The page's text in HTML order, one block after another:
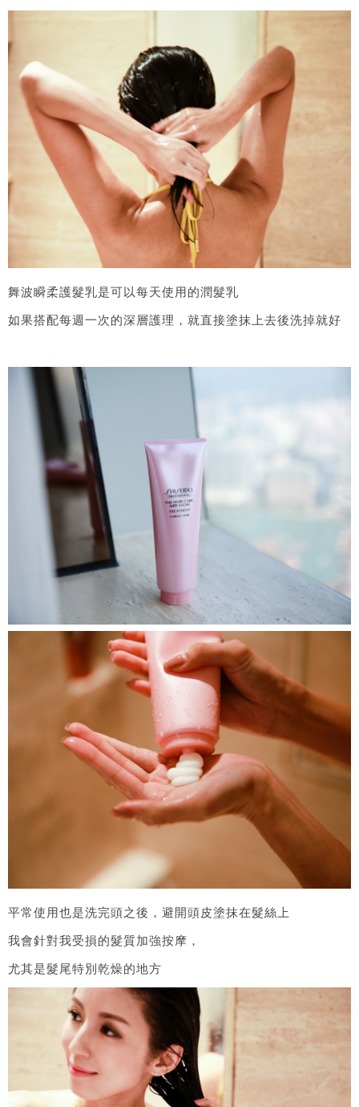
舞波瞬柔護髮乳是可以每天使用的潤髮乳
如果搭配每週一次的深層護理，就直接塗抹上去後洗掉就好
平常使用也是洗完頭之後，避開頭皮塗抹在髮絲上
我會針對我受損的髮質加強按摩，
尤其是髮尾特別乾燥的地方